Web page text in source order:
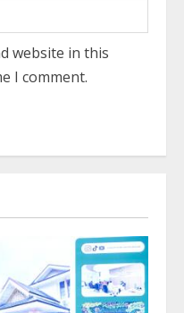
website in this
I comment.